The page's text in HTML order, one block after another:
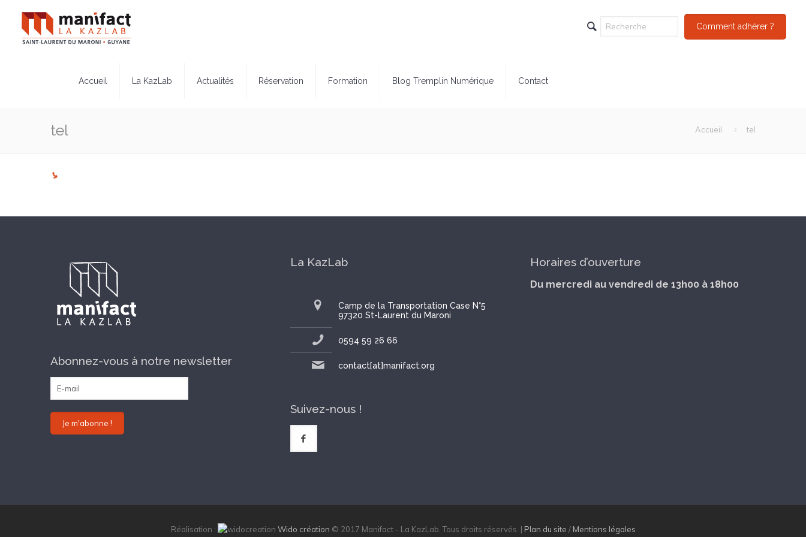
Accueil La KazLab Actualités Réservation Formation Blog Tremplin Numérique Contact
Comment adhérer ?
tel Accueil tel
Abonnez-vous à notre newsletter
La KazLab
Camp de la Transportation Case N°5
97320 St-Laurent du Maroni
0594 59 26 66
contact[at]manifact.org
Suivez-nous !
Horaires d’ouverture
Du mercredi au vendredi de 13h00 à 18h00
Réalisation : Wido création © 2017 Manifact - La KazLab. Tous droits réservés. | Plan du site / Mentions légales